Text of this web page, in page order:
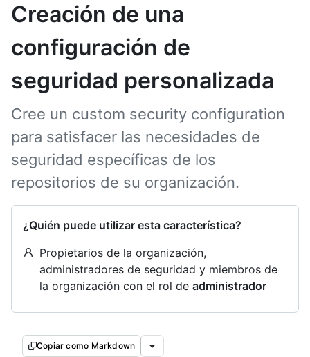
Creación de una
configuración de
seguridad personalizada
Cree un custom security configuration
para satisfacer las necesidades de
seguridad específicas de los
repositorios de su organización.
¿Quién puede utilizar esta característica?
Propietarios de la organización,
administradores de seguridad y miembros de
la organización con el rol de administrador
Copiar como Markdown